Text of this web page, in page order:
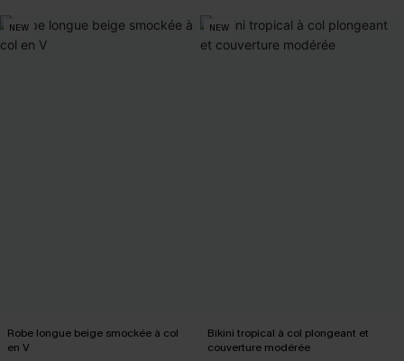
NEW
Robe longue beige smockée à col
en V
NEW
Bikini tropical à col plongeant et
couverture modérée